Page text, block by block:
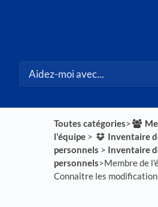
Toutes catégories​>​
l'équipe​ > ​
​Inventaire
personnels ​ > ​ ​Inventaire
personnels​>​ Membre de
Connaître les